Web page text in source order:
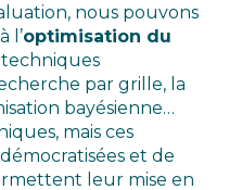
nous pouvons
l’optimisation du
techniques
par grille, la
bayésienne…
mais ces
et de
leur mise en